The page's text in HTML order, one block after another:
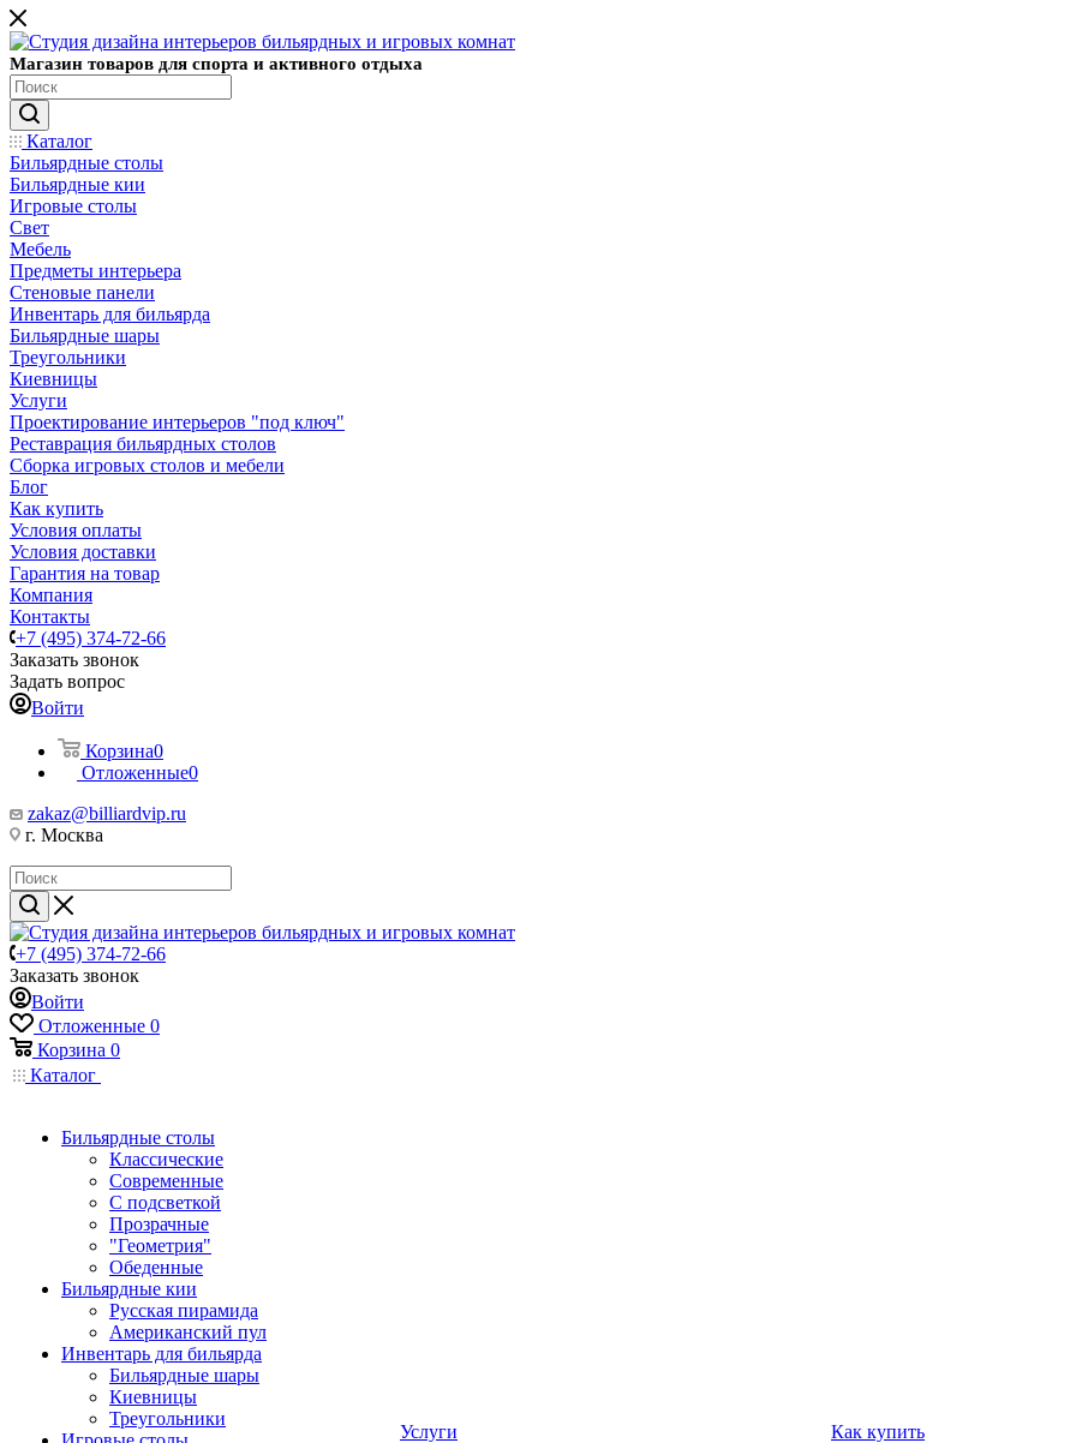
Магазин товаров для спорта и активного отдыха
Каталог
Бильярдные столы
Бильярдные кии
Игровые столы
Свет
Мебель
Предметы интерьера
Стеновые панели
Инвентарь для бильярда
Бильярдные шары
Треугольники
Киевницы
Услуги
Проектирование интерьеров "под ключ"
Реставрация бильярдных столов
Сборка игровых столов и мебели
Блог
Как купить
Условия оплаты
Условия доставки
Гарантия на товар
Компания
Контакты
+7 (495) 374-72-66
Заказать звонок
Задать вопрос
Войти
Корзина0
Отложенные0
zakaz@billiardvip.ru
г. Москва
+7 (495) 374-72-66
Заказать звонок
Войти
Отложенные 0
Корзина 0
Каталог
Бильярдные столы
Классические
Современные
С подсветкой
Прозрачные
"Геометрия"
Обеденные
Бильярдные кии
Русская пирамида
Американский пул
Инвентарь для бильярда
Бильярдные шары
Киевницы
Треугольники
Услуги
Как купить